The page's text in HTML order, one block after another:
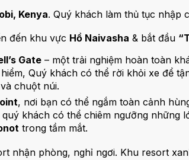
Kenya. Quý khách làm thủ tục nhập
đến khu vực Hồ Naivasha & bắt đầu
Gate – một trải nghiệm hoàn toàn
Quý khách có thể rời khỏi xe để
chuột núi.
, nơi bạn có thể ngắm toàn cảnh
khách có thể chiêm ngưỡng
trong tầm mắt.
nhận phòng, nghỉ ngơi. Khu resort